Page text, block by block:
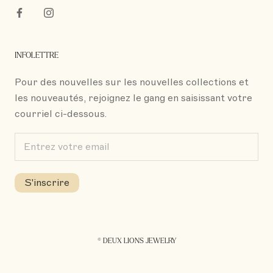
INFOLETTRE
Pour des nouvelles sur les nouvelles collections et
les nouveautés, rejoignez le gang en saisissant votre
courriel ci-dessous.
S'inscrire
© DEUX LIONS JEWELRY